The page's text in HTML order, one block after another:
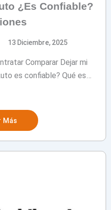
¿Es Confiable?
13 Diciembre, 2025
Comparar Dejar mi
es confiable? Qué es…
Más